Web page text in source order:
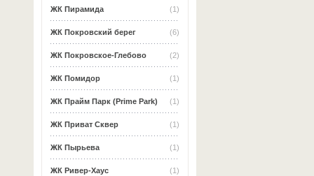
(1)
ЖК Пирамида
(6)
ЖК Покровский берег
(2)
ЖК Покровское-Глебово
(1)
ЖК Помидор
(1)
ЖК Прайм Парк (Prime Park)
(1)
ЖК Приват Сквер
(1)
ЖК Пырьева
(1)
ЖК Ривер-Хаус